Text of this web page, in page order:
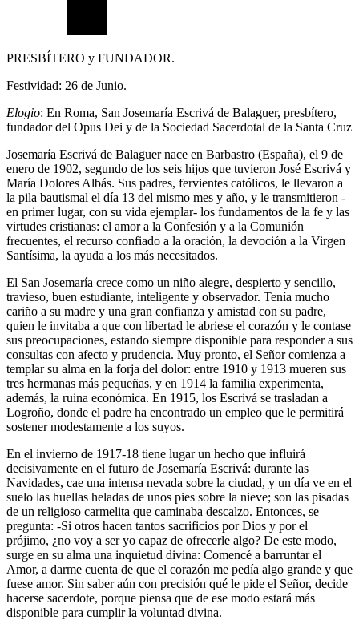
PRESBÍTERO y FUNDADOR.
Festividad: 26 de Junio.
Elogio: En Roma, San Josemaría Escrivá de Balaguer, presbítero,
fundador del Opus Dei y de la Sociedad Sacerdotal de la Santa Cruz
Josemaría Escrivá de Balaguer nace en Barbastro (España), el 9 de
enero de 1902, segundo de los seis hijos que tuvieron José Escrivá y
María Dolores Albás. Sus padres, fervientes católicos, le llevaron a
la pila bautismal el día 13 del mismo mes y año, y le transmitieron -
en primer lugar, con su vida ejemplar- los fundamentos de la fe y las
virtudes cristianas: el amor a la Confesión y a la Comunión
frecuentes, el recurso confiado a la oración, la devoción a la Virgen
Santísima, la ayuda a los más necesitados.
El San Josemaría crece como un niño alegre, despierto y sencillo,
travieso, buen estudiante, inteligente y observador. Tenía mucho
cariño a su madre y una gran confianza y amistad con su padre,
quien le invitaba a que con libertad le abriese el corazón y le contase
sus preocupaciones, estando siempre disponible para responder a sus
consultas con afecto y prudencia. Muy pronto, el Señor comienza a
templar su alma en la forja del dolor: entre 1910 y 1913 mueren sus
tres hermanas más pequeñas, y en 1914 la familia experimenta,
además, la ruina económica. En 1915, los Escrivá se trasladan a
Logroño, donde el padre ha encontrado un empleo que le permitirá
sostener modestamente a los suyos.
En el invierno de 1917-18 tiene lugar un hecho que influirá
decisivamente en el futuro de Josemaría Escrivá: durante las
Navidades, cae una intensa nevada sobre la ciudad, y un día ve en el
suelo las huellas heladas de unos pies sobre la nieve; son las pisadas
de un religioso carmelita que caminaba descalzo. Entonces, se
pregunta: -Si otros hacen tantos sacrificios por Dios y por el
prójimo, ¿no voy a ser yo capaz de ofrecerle algo? De este modo,
surge en su alma una inquietud divina: Comencé a barruntar el
Amor, a darme cuenta de que el corazón me pedía algo grande y que
fuese amor. Sin saber aún con precisión qué le pide el Señor, decide
hacerse sacerdote, porque piensa que de ese modo estará más
disponible para cumplir la voluntad divina.